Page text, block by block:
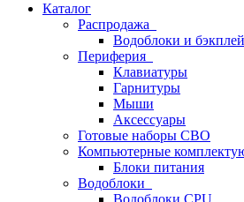
Каталог
Распродажа
Водоблоки и
Периферия
Клавиатуры
Гарнитуры
Мыши
Аксессуары
Готовые наборы СВО
Компьютерные
Блоки питания
Водоблоки
Водоблоки CPU